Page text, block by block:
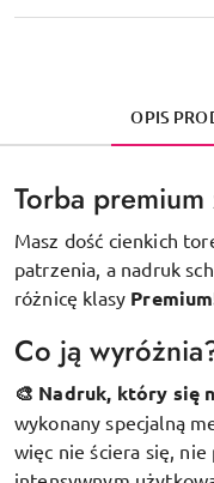
OPIS
Torba
Masz dość cienkich
patrzenia, a nadruk
różnicę klasy
Co ją
🎨 Nadruk, który się
wykonany specjalną
więc nie ściera się,